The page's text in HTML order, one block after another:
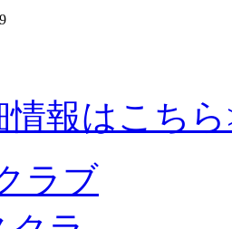
情報はこち